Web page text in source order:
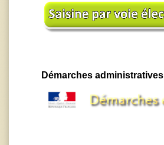
Démarches administratives